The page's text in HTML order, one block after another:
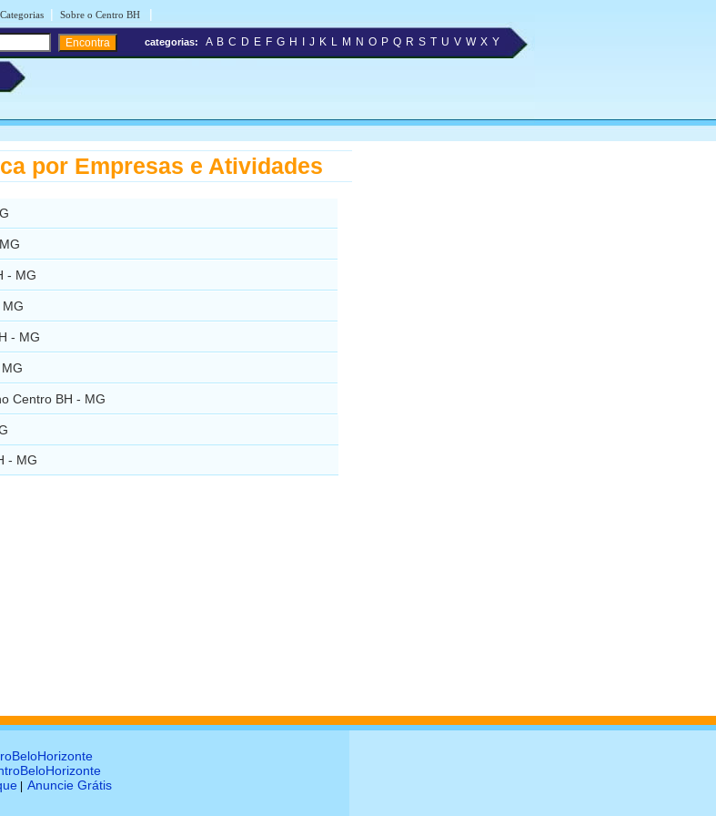
Categorias | Sobre o Centro BH |
categorias: A B C D E F G H J K L M N O P Q R S T U V W X Y
por Empresas e Atividades
- MG
- MG
Centro BH - MG
- MG
Anuncie Grátis